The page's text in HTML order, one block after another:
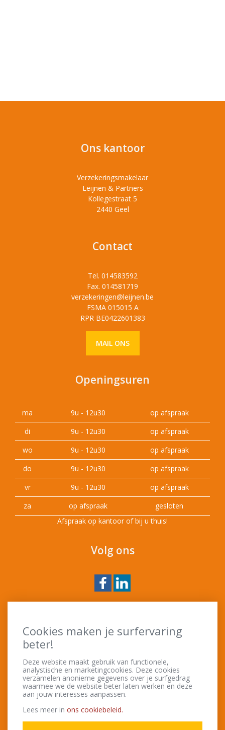
Ons kantoor
Verzekeringsmakelaar
Leijnen & Partners
Kollegestraat 5
2440 Geel
Contact
Tel. 014583592
Fax. 014581719
verzekeringen@leijnen.be
FSMA 015015 A
RPR BE0422601383
MAIL ONS
Openingsuren
ma 9u - 12u30
op afspraak
di
9u - 12u30
op afspraak
wo
9u - 12u30
op afspraak
do
9u - 12u30
op afspraak
vr
9u - 12u30
op afspraak
za
op afspraak
gesloten
Afspraak op kantoor of bij u thuis!
Volg ons
Ik heb deprivacy policygelezen en ga hiermee
akkoord.
Cookies maken je surfervaring
beter!
Deze website maakt gebruik van functionele,
analystische en marketingcookies. Deze cookies
verzamelen anonieme gegevens over je surfgedrag
waarmee we de website beter laten werken en deze
aan jouw interesses aanpassen.
Lees meer in ons cookiebeleid.